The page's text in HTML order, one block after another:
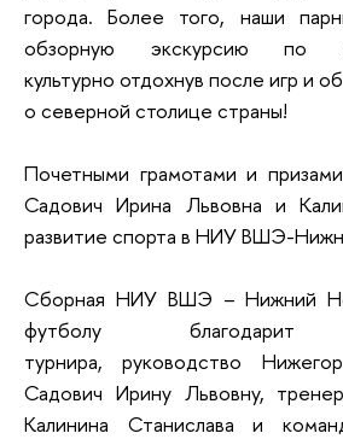
города. Более того, наши
обзорную экскурсию по
культурно отдохнув после игр и
о северной столице страны!
Почетными грамотами и
Садович Ирина Львовна и
развитие спорта в НИУ ВШЭ-
Сборная НИУ ВШЭ – Нижний
футболу благодарит
турнира, руководство
Садович Ирину Львовну,
Калинина Станислава и